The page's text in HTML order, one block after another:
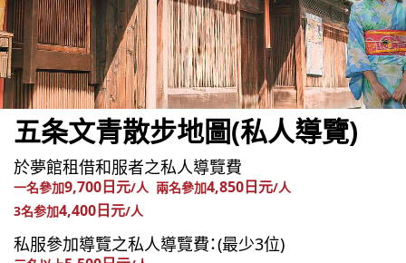
五条文青散步地圖(私人導覽)
於夢館租借和服者之私人導覽費
一名參加9,700日元/人 兩名參加4,850日元/人
3名参加4,400日元/人
私服參加導覽之私人導覽費：(最少3位)